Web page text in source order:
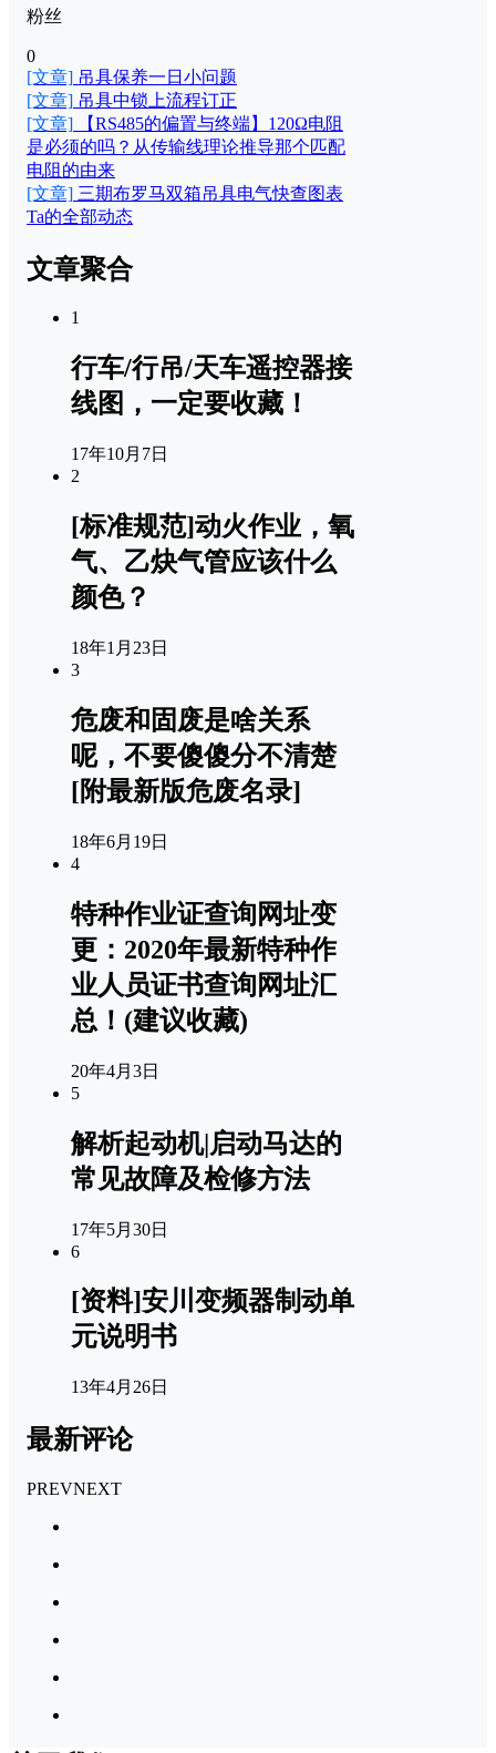
粉丝
0
[文章] 吊具保养一日小问题
[文章] 吊具中锁上流程订正
[文章] 【RS485的偏置与终端】120Ω电阻
是必须的吗？从传输线理论推导那个匹配
电阻的由来
[文章] 三期布罗马双箱吊具电气快查图表
Ta的全部动态
文章聚合
1
行车/行吊/天车遥控器接
线图，一定要收藏！
17年10月7日
2
[标准规范]动火作业，氧
气、乙炔气管应该什么
颜色？
18年1月23日
3
危废和固废是啥关系
呢，不要傻傻分不清楚
[附最新版危废名录]
18年6月19日
4
特种作业证查询网址变
更：2020年最新特种作
业人员证书查询网址汇
总！(建议收藏)
20年4月3日
5
解析起动机|启动马达的
常见故障及检修方法
17年5月30日
6
[资料]安川变频器制动单
元说明书
13年4月26日
最新评论
PREVNEXT